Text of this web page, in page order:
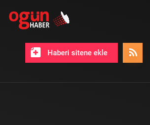
Haberi sitene ekle